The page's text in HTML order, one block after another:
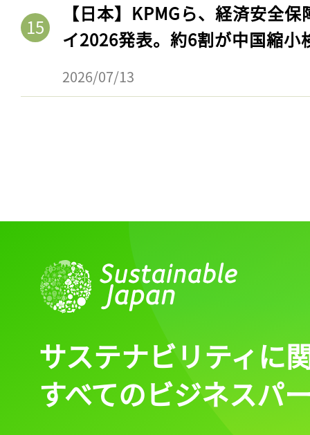
【日本】KPMGら、経済安全
イ2026発表。約6割が中国縮小
2026/07/13
ログイン
会員登録
サステナビリティに
すべてのビジネスパ